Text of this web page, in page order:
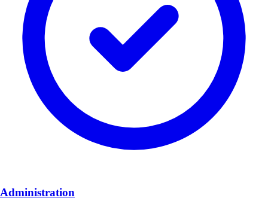
Administration